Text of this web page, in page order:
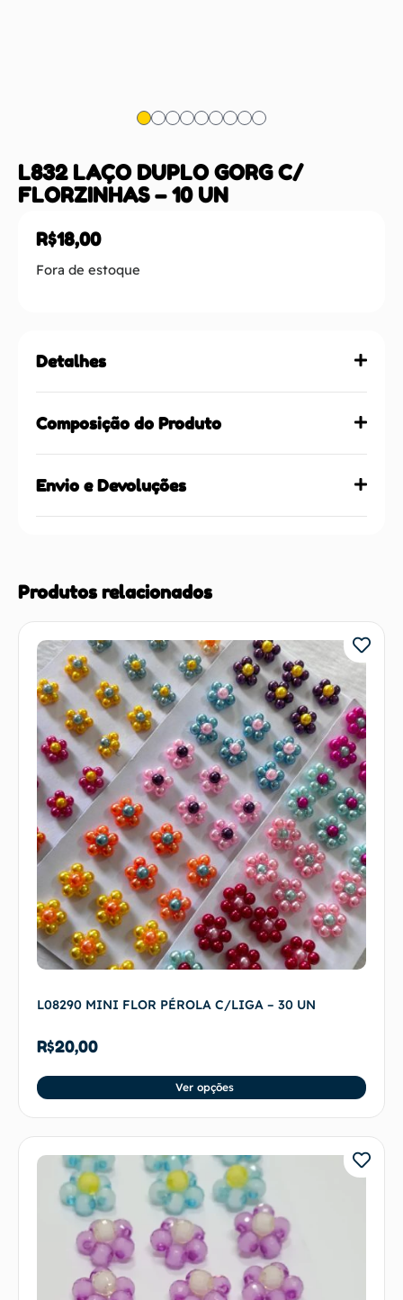
L832 LAÇO DUPLO GORG C/
FLORZINHAS – 10 UN
R$18,00
Fora de estoque
Detalhes
Composição do Produto
Envio e Devoluções
Produtos relacionados
L08290 MINI FLOR PÉROLA C/LIGA – 30 UN
R$20,00
Ver opções